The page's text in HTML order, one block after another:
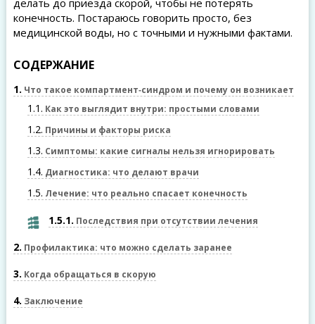
делать до приезда скорой, чтобы не потерять
конечность. Постараюсь говорить просто, без
медицинской воды, но с точными и нужными фактами.
СОДЕРЖАНИЕ
1 Что такое компартмент‑синдром и почему он возникает
1.1 Как это выглядит внутри: простыми словами
1.2 Причины и факторы риска
1.3 Симптомы: какие сигналы нельзя игнорировать
1.4 Диагностика: что делают врачи
1.5 Лечение: что реально спасает конечность
1.5.1 Последствия при отсутствии лечения
2 Профилактика: что можно сделать заранее
3 Когда обращаться в скорую
4 Заключение